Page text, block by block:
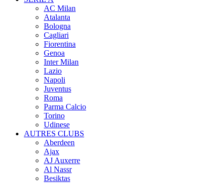
AC Milan
Atalanta
Bologna
Cagliari
Fiorentina
Genoa
Inter Milan
Lazio
Napoli
Juventus
Roma
Parma Calcio
Torino
Udinese
AUTRES CLUBS
Aberdeen
Ajax
AJ Auxerre
Al Nassr
Besiktas